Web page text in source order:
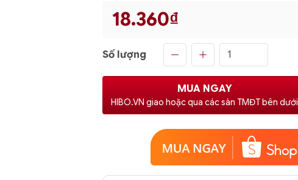
18.360₫
Số lượng
MUA NGAY
HIBO.VN giao hoặc qua các sàn TMĐT bên dưới